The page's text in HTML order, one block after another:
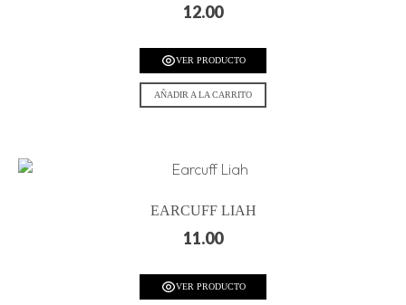
12.00
VER PRODUCTO
AÑADIR A LA CARRITO
EARCUFF LIAH
11.00
VER PRODUCTO